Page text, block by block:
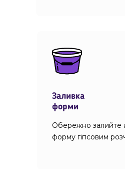
Заливка
форми
Обережно залийте
форму гіпсовим